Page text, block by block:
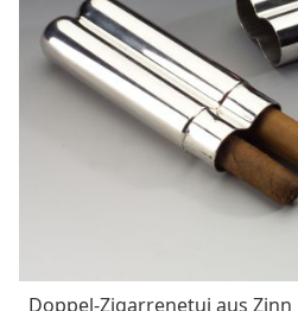
Doppel-Zigarrenetui aus Zinn